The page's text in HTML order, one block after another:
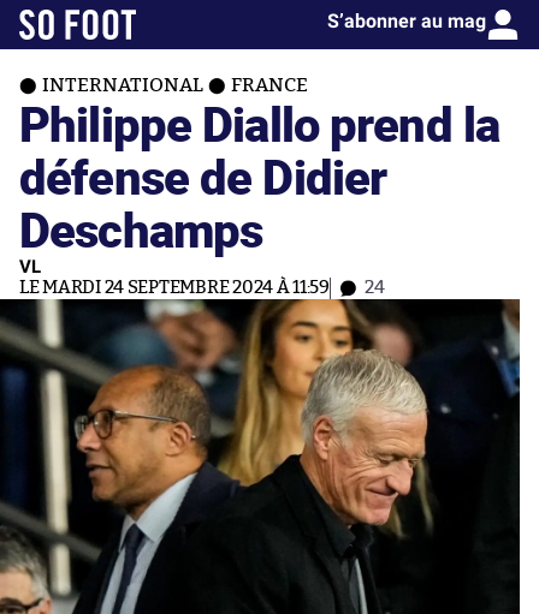
S’abonner au mag
INTERNATIONAL FRANCE
Philippe Diallo prend la
défense de Didier
Deschamps
VL
LE MARDI 24 SEPTEMBRE 2024 À 11:59 24